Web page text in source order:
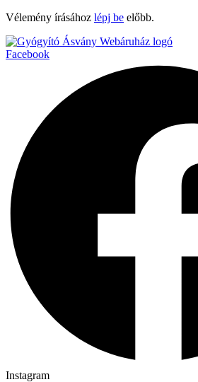
Vélemény írásához lépj be előbb.
Facebook
Instagram